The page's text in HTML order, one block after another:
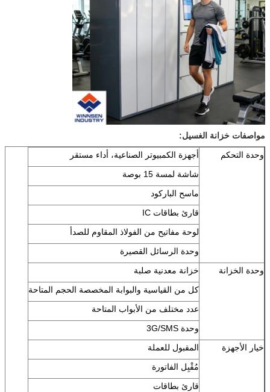
مواصفات خزانة الغسيل:
وحدة التحكم
أجهزة الكمبيوتر الصناعية، أداء مستقر
شاشة لمسة 15 بوصة
ماسح الباركود
قارئ بطاقات IC
لوحة مفاتيح من الفولاذ المقاوم للصدأ
وحدة الرسائل القصيرة
وحدة الخزانة
خزانة معدنية صلبة
كل من القياسية والبوابة المخصصة الحجم المتاحة
عدد مختلف من الأبواب المتاحة
وحدة 3G/SMS
خيار الأجهزة
المقبول للعملة
مُقْبِل الفاتورة
قارئ بطاقات